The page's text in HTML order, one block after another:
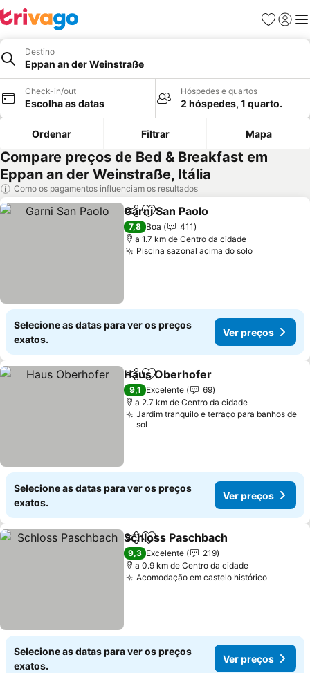
Favoritos
Iniciar
Destino
Eppan an der Weinstraße
Check-in/out
Escolha as datas
Hóspedes e quartos
2 hóspedes, 1 quarto.
Ordenar Filtrar Mapa
Compare preços de Bed & Breakfast em
Eppan an der Weinstraße, Itália
Como os pagamentos influenciam os resultados
PartilharAdicionar aos favoritos
Garni San Paolo
7,8 Boa
411
a 1.7 km de Centro da cidade
Piscina sazonal acima do soloVer preços
Selecione as datas para ver os preços
exatos.
Ver preços
PartilharAdicionar aos favoritos
Haus Oberhofer
9,1 Excelente
69
a 2.7 km de Centro da cidade
Jardim tranquilo e terraço para banhos de
sol
Selecione as datas para ver os preços
exatos.
Ver preços
PartilharAdicionar aos favoritos
Schloss Paschbach
9,3 Excelente
219
a 0.9 km de Centro da cidade
Acomodação em castelo históricoVer
Selecione as datas para ver os preços
exatos.
Ver preços